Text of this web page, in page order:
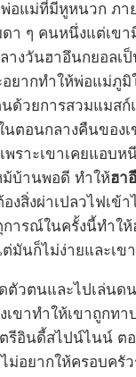
พ่อแม่ที่มีหูหนวก ภา
ดา ๆ คนหนึ่งแต่เข
างวันฮาอึนกยอลเ
อยากทำให้พ่อแม่ภู
ด้วยการสวมแมสก์
ตอนกลางคืนของเ
พราะเขาเคยแอบห
บ้านพอดี ทำให้ฮา
งสิ่งผ่าเปลวไฟเข้า
ารณ์ในครั้งนี้ทำใ
มันก็ไม่ง่ายและเข
ตัวตนและไปเล่นด
ขาทำให้เขาถูกทา
รีอินดี้สไปน์ไนน์ ต
ม่อยากให้ครอบครั